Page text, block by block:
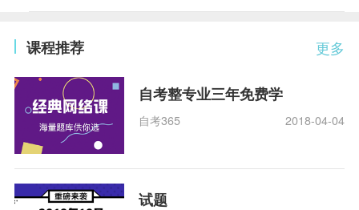
更多
课程推荐
自考整专业三年免费学
自考365 2018-04-04
试题